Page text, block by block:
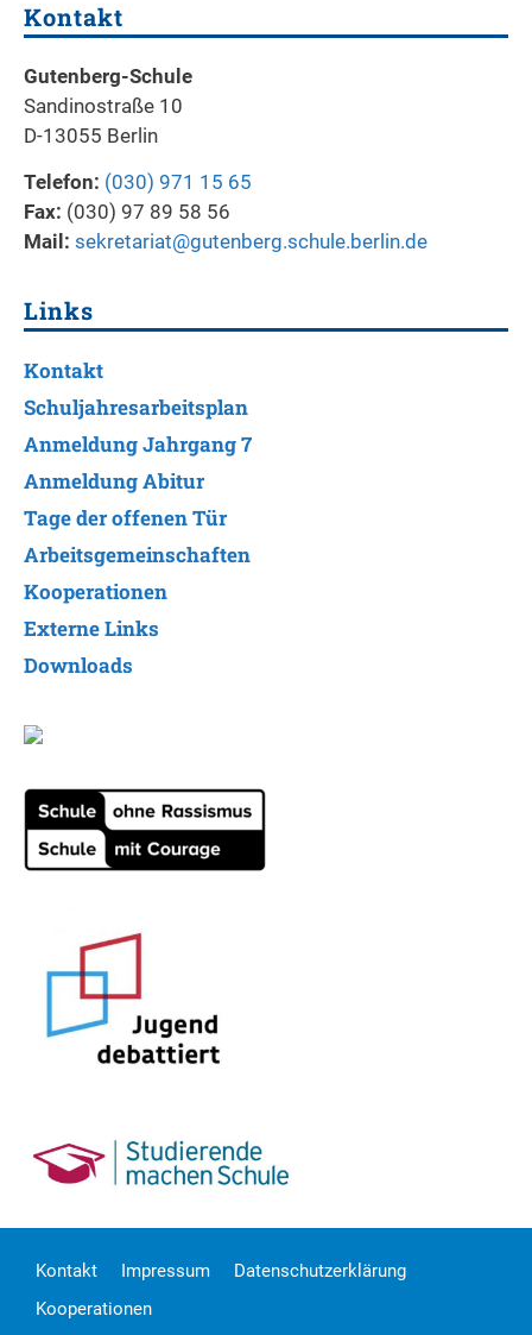
Kontakt
Gutenberg-Schule
Sandinostraße 10
D-13055 Berlin
Telefon: (030) 971 15 65
Fax: (030) 97 89 58 56
Mail: sekretariat@gutenberg.schule.berlin.de
Links
Kontakt
Schuljahresarbeitsplan
Anmeldung Jahrgang 7
Anmeldung Abitur
Tage der offenen Tür
Arbeitsgemeinschaften
Kooperationen
Externe Links
Downloads
Kontakt Impressum
Datenschutzerklärung
Kooperationen